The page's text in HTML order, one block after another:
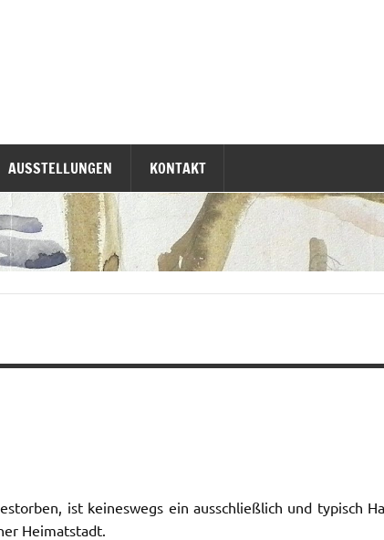
AUSSTELLUNGEN KONTAKT
ist keineswegs ein ausschließlich und typisch
Heimatstadt.